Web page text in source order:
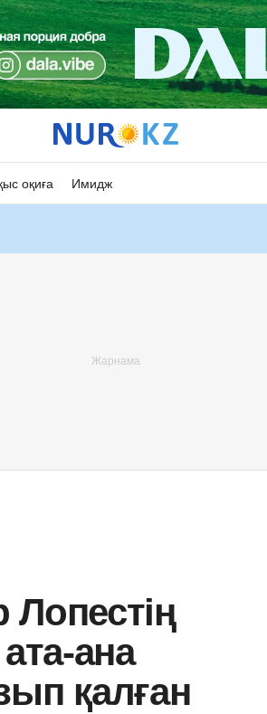
оқиға Имидж
ана
қалған